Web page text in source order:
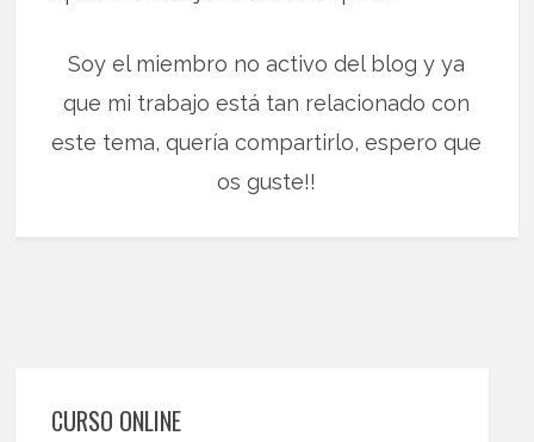
Soy el miembro no activo del blog y ya
que mi trabajo está tan relacionado con
este tema, quería compartirlo, espero que
os guste!!
CURSO ONLINE